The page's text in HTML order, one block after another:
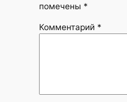
помечены *
Комментарий *